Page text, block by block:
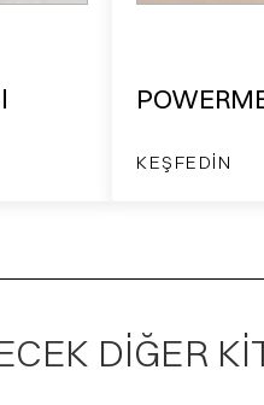
KEŞFEDIN
DIĞER